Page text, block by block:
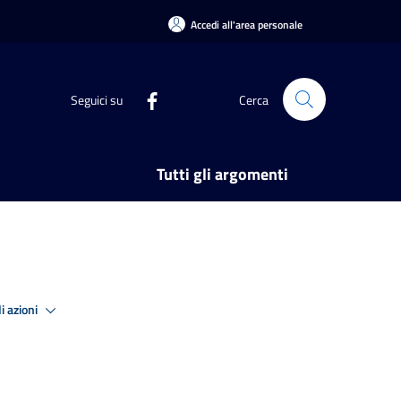
Accedi all'area personale
Seguici su Cerca
Tutti gli argomenti
azioni